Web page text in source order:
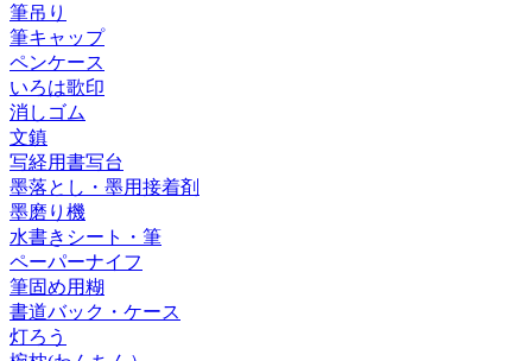
筆吊り
筆キャップ
ペンケース
いろは歌印
消しゴム
文鎮
写経用書写台
墨落とし・墨用接着剤
墨磨り機
水書きシート・筆
ペーパーナイフ
筆固め用糊
書道バック・ケース
灯ろう